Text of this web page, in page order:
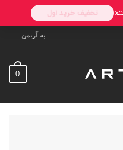
به آرتمن خوش آمدید. ارسال به سراسر
0